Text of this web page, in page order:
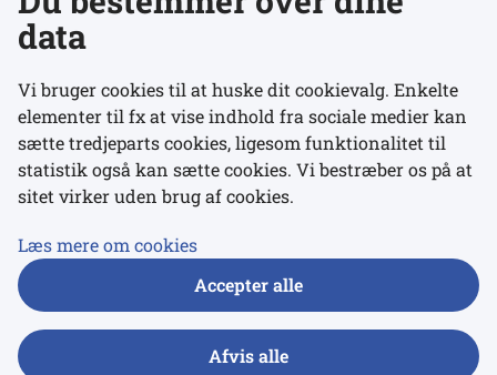
Se alle kontaktnumre
Links
Udgivelser
data
Vi bruger cookies til at huske dit cookievalg. Enkelte
elementer til fx at vise indhold fra sociale medier kan
sætte tredjeparts cookies, ligesom funktionalitet til
statistik også kan sætte cookies. Vi bestræber os på at
sitet virker uden brug af cookies.
Læs mere om cookies
Accepter alle
Afvis alle